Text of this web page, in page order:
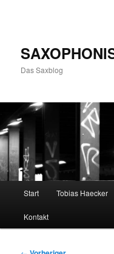
Das Saxblog
Start Tobias Haecker
Kontakt
Beitragsnavigation